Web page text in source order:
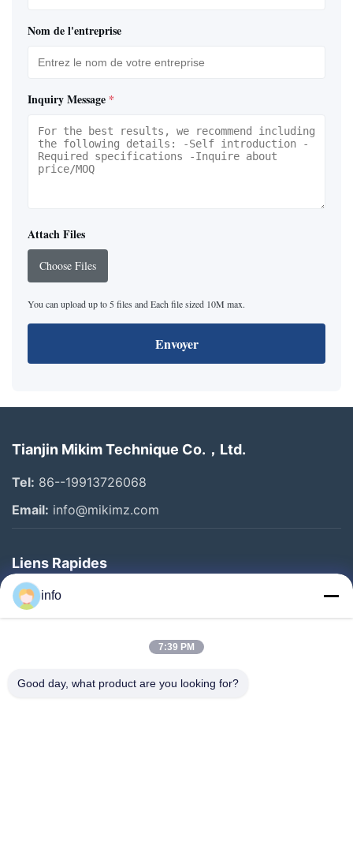
Nom de l'entreprise
Inquiry Message *
Attach Files
Choose Files
You can upload up to 5 files and Each file sized 10M max.
Envoyer
Tianjin Mikim Technique Co.，Ltd.
Tel: 86--19913726068
Email: info@mikimz.com
Liens Rapides
Accueil
Produits
Spectacle De Réalité Virtuelle
À Propos De Nous
info
7:39 PM
Good day, what product are you looking for?